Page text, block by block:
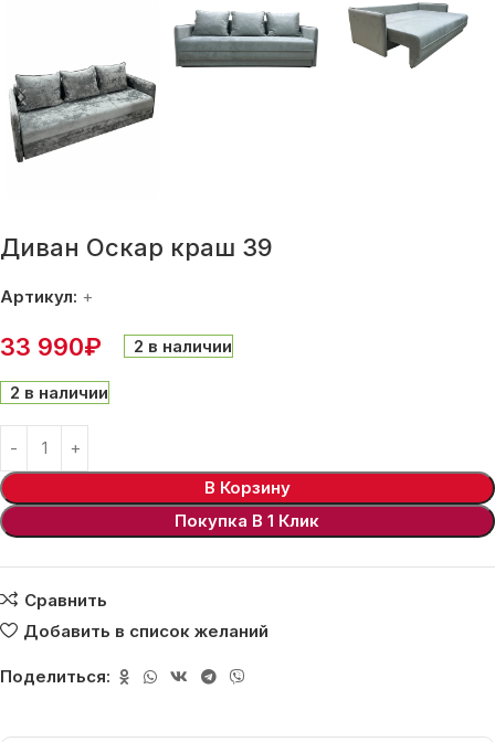
Диван Оскар краш 39
Артикул: +
33 990₽ 2 в наличии
2 в наличии
В Корзину
Покупка В 1 Клик
Сравнить
Добавить в список желаний
Поделиться: